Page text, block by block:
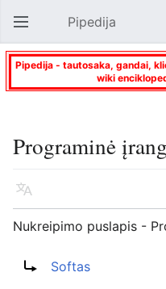
Atverti pagrindinį meniu Pipedija
Pipedija - tautosaka, gandai,
wiki
Programinė
Kalba
Nukreipimo puslapis -
Softas